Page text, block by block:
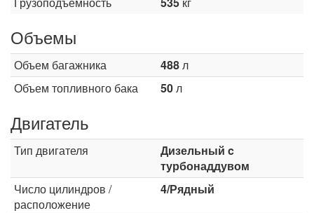
Объемы
Объем багажника 488л
Объем топливного бака
50л
Двигатель
Тип двигателя
Дизельный c
турбонаддувом
Число цилиндров /
расположение
4/Рядный